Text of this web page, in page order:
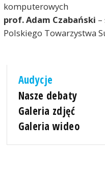
komputerowych
prof. Adam Czabański
Polskiego Towarzystwa
Audycje
Nasze debaty
Galeria zdjęć
Galeria wideo